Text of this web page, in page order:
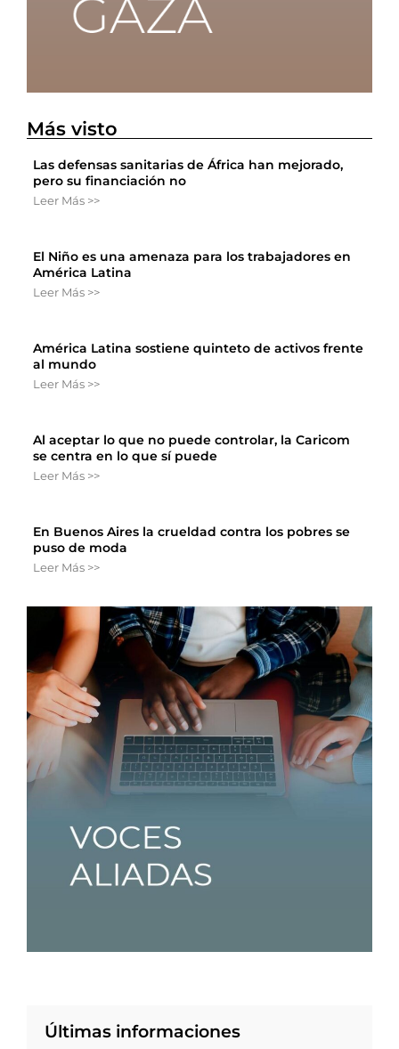
Más visto
Las defensas sanitarias de África han mejorado,
pero su financiación no
Leer Más >>
El Niño es una amenaza para los trabajadores en
América Latina
Leer Más >>
América Latina sostiene quinteto de activos frente
al mundo
Leer Más >>
Al aceptar lo que no puede controlar, la Caricom
se centra en lo que sí puede
Leer Más >>
En Buenos Aires la crueldad contra los pobres se
puso de moda
Leer Más >>
Últimas informaciones